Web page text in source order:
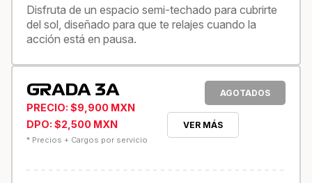
Disfruta de un espacio semi-techado para cubrirte
del sol, diseñado para que te relajes cuando la
acción está en pausa.
GRADA 3A
PRECIO: $9,900 MXN
DPO: $2,500 MXN
* Precios + Cargos por servicio
AGOTADOS
VER MÁS